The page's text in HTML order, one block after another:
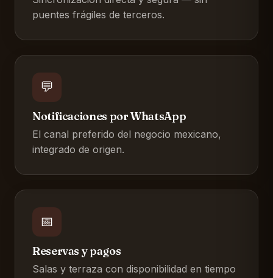
puentes frágiles de terceros.
💬
Notificaciones por WhatsApp
El canal preferido del negocio mexicano,
integrado de origen.
📅
Reservas y pagos
Salas y terraza con disponibilidad en tiempo